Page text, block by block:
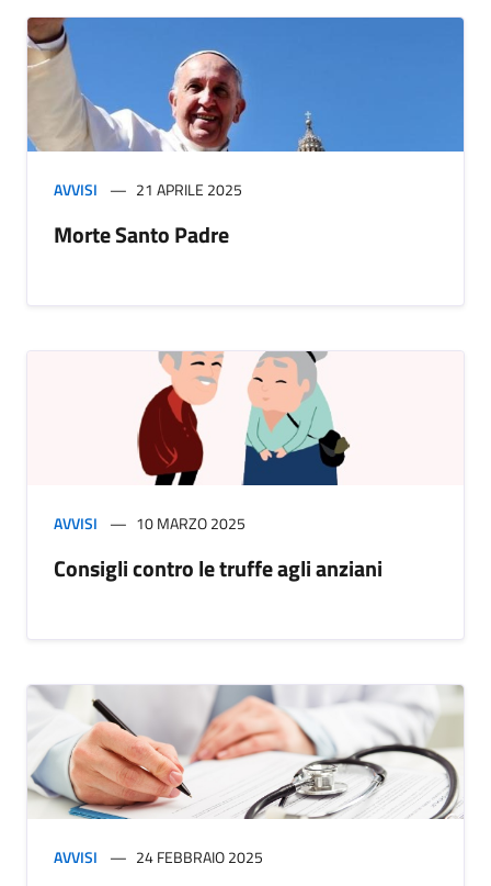
AVVISI 21 APRILE 2025
Morte Santo Padre
AVVISI 10 MARZO 2025
Consigli contro le truffe agli anziani
AVVISI 24 FEBBRAIO 2025